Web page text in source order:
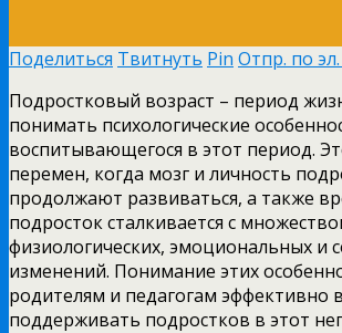
Поделиться Твитнуть Pin Отпр. по
Подростковый возраст – период
понимать психологические
воспитывающегося в этот период.
перемен, когда мозг и личность
продолжают развиваться, а также
подросток сталкивается с
физиологических, эмоциональных и
изменений. Понимание этих
родителям и педагогам эффективно
поддерживать подростков в этот